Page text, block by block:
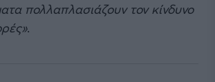
πολλαπλασιάζουν τον κίνδυνο
.